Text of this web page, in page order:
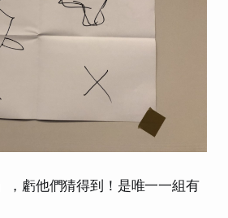
，虧他們猜得到！是唯一一組有